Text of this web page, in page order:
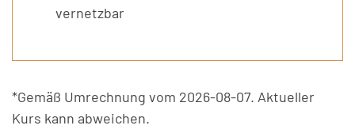
vernetzbar
*Gemäß Umrechnung vom 2026-08-07. Aktueller
Kurs kann abweichen.